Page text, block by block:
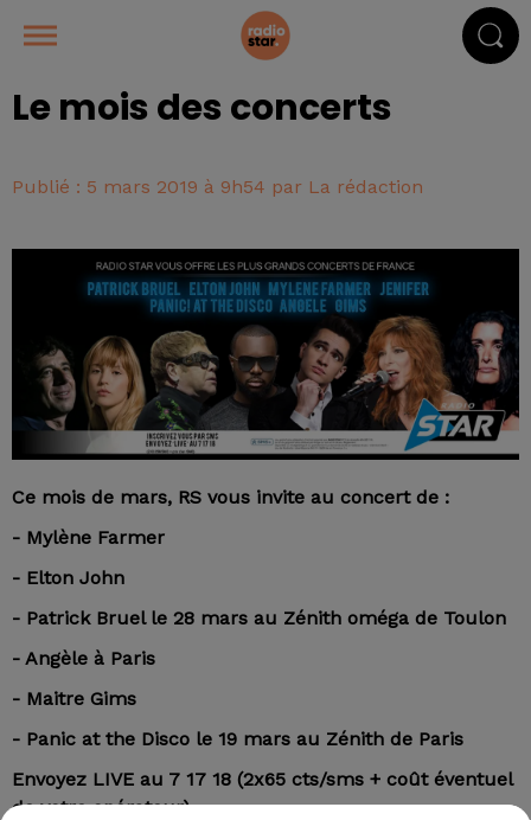
Le mois des concerts
Publié : 5 mars 2019 à 9h54 par La rédaction
Ce mois de mars, RS vous invite au concert de :
- Mylène Farmer
- Elton John
- Patrick Bruel le 28 mars au Zénith oméga de Toulon
- Angèle à Paris
- Maitre Gims
- Panic at the Disco le 19 mars au Zénith de Paris
Envoyez LIVE au 7 17 18 (2x65 cts/sms + coût éventuel
de votre opérateur)